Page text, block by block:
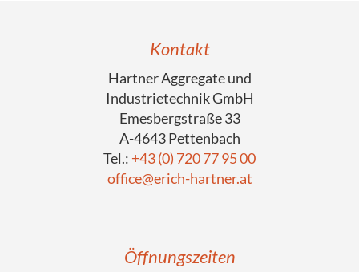
Kontakt
Hartner Aggregate und
Industrietechnik GmbH
Emesbergstraße 33
A-4643 Pettenbach
Tel.: +43 (0) 720 77 95 00
office@erich-hartner.at
Öffnungszeiten